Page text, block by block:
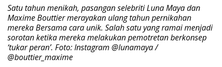
Satu tahun menikah, pasangan selebriti Luna Maya dan
Maxime Bouttier merayakan ulang tahun pernikahan
mereka Bersama cara unik. Salah satu yang ramai menjadi
sorotan ketika mereka melakukan pemotretan berkonsep
‘tukar peran’. Foto: Instagram @lunamaya /
@bouttier_maxime